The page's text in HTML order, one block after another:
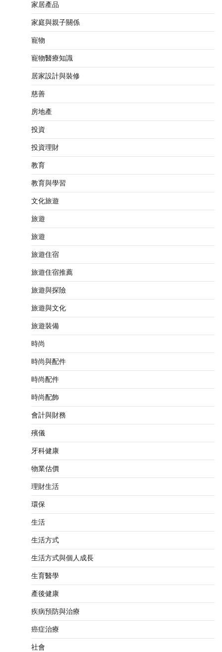
家居產品
家庭與親子關係
寵物
寵物醫療知識
居家設計與裝修
慈善
房地產
投資
投資理財
教育
教育與學習
文化旅遊
旅遊
旅遊
旅遊住宿
旅遊住宿推薦
旅遊與探險
旅遊與文化
旅遊裝備
時尚
時尚與配件
時尚配件
時尚配飾
會計與財務
殯儀
牙科健康
物業估價
理財生活
環保
生活
生活方式
生活方式與個人成長
生育醫學
產後健康
疾病預防與治療
癌症治療
社會